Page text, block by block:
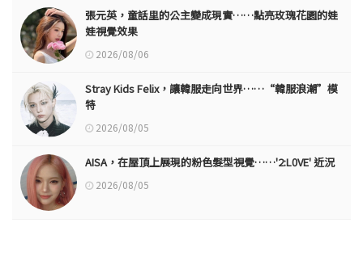
張元英，童話里的公主變成現實……點亮玫瑰花園的娃
娃視覺效果
2026/08/06
Stray Kids Felix，讓韓服走向世界……“韓服浪潮”模
特
2026/08/05
AISA，在屋頂上展現的粉色髮型視覺……'2:L0VE' 近況
2026/08/05